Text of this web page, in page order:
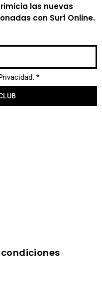
las nuevas
con Surf Online.
*